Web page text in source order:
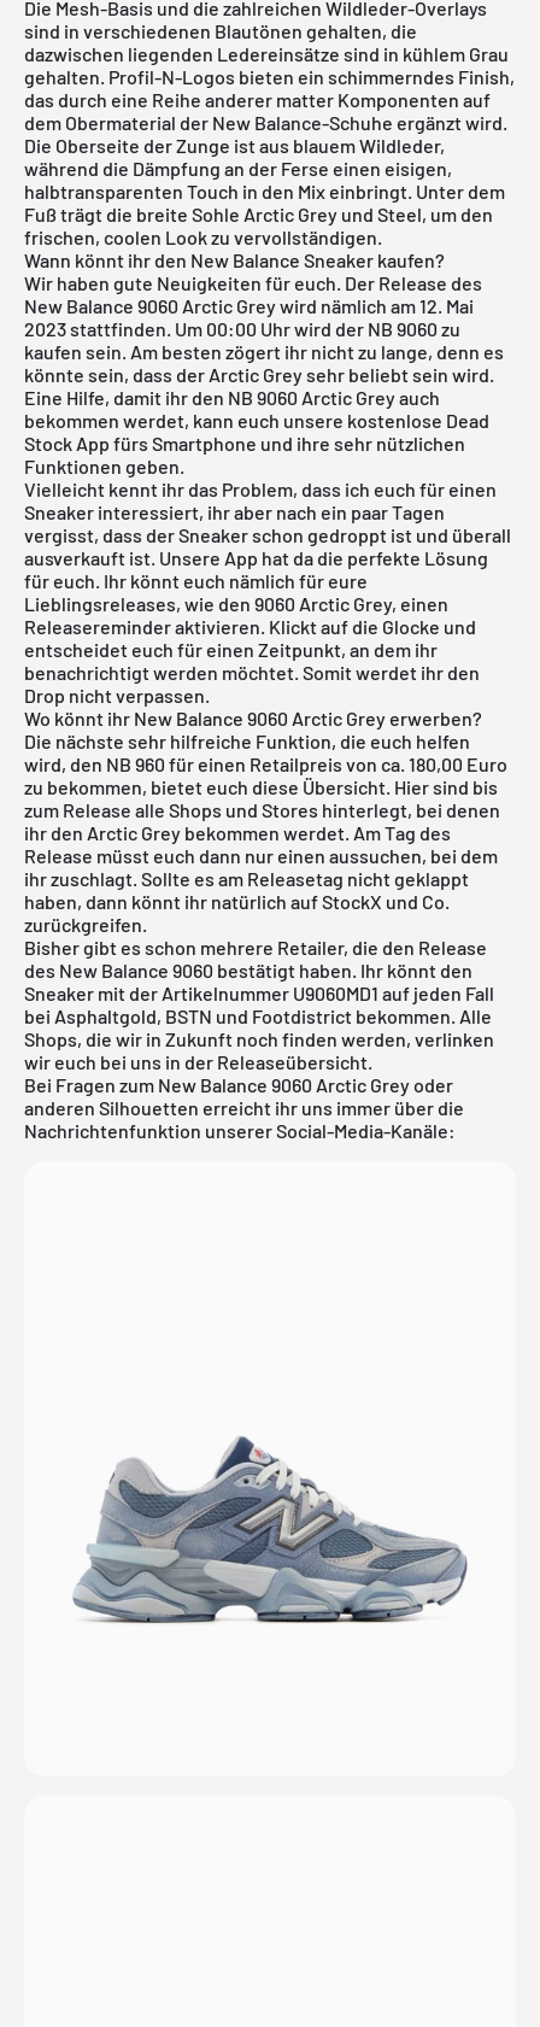
Die Mesh-Basis und die zahlreichen Wildleder-Overlays
sind in verschiedenen Blautönen gehalten, die
dazwischen liegenden Ledereinsätze sind in kühlem Grau
gehalten. Profil-N-Logos bieten ein schimmerndes Finish,
das durch eine Reihe anderer matter Komponenten auf
dem Obermaterial der New Balance-Schuhe ergänzt wird.
Die Oberseite der Zunge ist aus blauem Wildleder,
während die Dämpfung an der Ferse einen eisigen,
halbtransparenten Touch in den Mix einbringt. Unter dem
Fuß trägt die breite Sohle Arctic Grey und Steel, um den
frischen, coolen Look zu vervollständigen.
Wann könnt ihr den New Balance Sneaker kaufen?
Wir haben gute Neuigkeiten für euch. Der Release des
New Balance 9060 Arctic Grey wird nämlich am 12. Mai
2023 stattfinden. Um 00:00 Uhr wird der NB 9060 zu
kaufen sein. Am besten zögert ihr nicht zu lange, denn es
könnte sein, dass der Arctic Grey sehr beliebt sein wird.
Eine Hilfe, damit ihr den NB 9060 Arctic Grey auch
bekommen werdet, kann euch unsere kostenlose Dead
Stock App fürs Smartphone und ihre sehr nützlichen
Funktionen geben.
Vielleicht kennt ihr das Problem, dass ich euch für einen
Sneaker interessiert, ihr aber nach ein paar Tagen
vergisst, dass der Sneaker schon gedroppt ist und überall
ausverkauft ist. Unsere App hat da die perfekte Lösung
für euch. Ihr könnt euch nämlich für eure
Lieblingsreleases, wie den 9060 Arctic Grey, einen
Releasereminder aktivieren. Klickt auf die Glocke und
entscheidet euch für einen Zeitpunkt, an dem ihr
benachrichtigt werden möchtet. Somit werdet ihr den
Drop nicht verpassen.
Wo könnt ihr New Balance 9060 Arctic Grey erwerben?
Die nächste sehr hilfreiche Funktion, die euch helfen
wird, den NB 960 für einen Retailpreis von ca. 180,00 Euro
zu bekommen, bietet euch diese Übersicht. Hier sind bis
zum Release alle Shops und Stores hinterlegt, bei denen
ihr den Arctic Grey bekommen werdet. Am Tag des
Release müsst euch dann nur einen aussuchen, bei dem
ihr zuschlagt. Sollte es am Releasetag nicht geklappt
haben, dann könnt ihr natürlich aufStockX und Co.
zurückgreifen.
Bisher gibt es schon mehrere Retailer, die den Release
des New Balance 9060 bestätigt haben. Ihr könnt den
Sneaker mit der Artikelnummer U9060MD1 auf jeden Fall
bei Asphaltgold, BSTN und Footdistrict bekommen. Alle
Shops, die wir in Zukunft noch finden werden, verlinken
wir euch bei uns in der Releaseübersicht.
Bei Fragen zum New Balance 9060 Arctic Grey oder
anderen Silhouetten erreicht ihr uns immer über die
Nachrichtenfunktion unserer Social-Media-Kanäle: